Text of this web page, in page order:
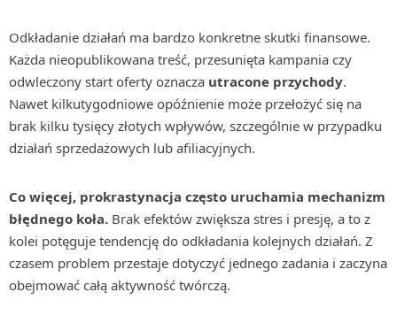
Odkładanie działań ma bardzo konkretne skutki finansowe.
Każda nieopublikowana treść, przesunięta kampania czy
odwleczony start oferty oznacza utracone przychody.
Nawet kilkutygodniowe opóźnienie może przełożyć się na
brak kilku tysięcy złotych wpływów, szczególnie w przypadku
działań sprzedażowych lub afiliacyjnych.
Co więcej, prokrastynacja często uruchamia mechanizm
błędnego koła. Brak efektów zwiększa stres i presję, a to z
kolei potęguje tendencję do odkładania kolejnych działań. Z
czasem problem przestaje dotyczyć jednego zadania i zaczyna
obejmować całą aktywność twórczą.